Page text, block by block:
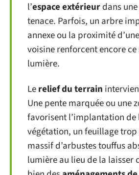
l’espace extérieurdans
tenace. Parfois, un arbre
annexe ou la proximité
voisine renforcent encore
lumière.
Lerelief du terrain
Une pente marquée ou une
favorisent l’implantation de
végétation, un feuillage trop
massif d’arbustes touffus
lumière au lieu de la laisser